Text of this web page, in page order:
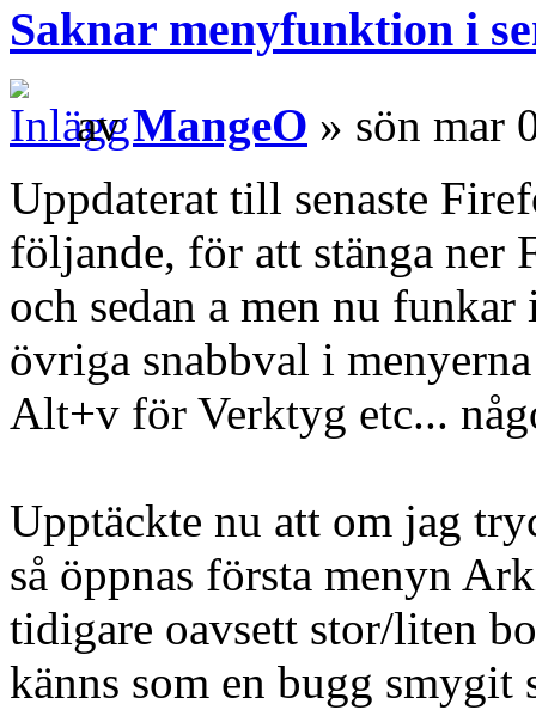
Saknar menyfunktion i
avMangeO » sön mar
Uppdaterat till senaste
följande, för att stänga
och sedan a men nu funkar
övriga snabbval i
Alt+v för Verktyg etc...
Upptäckte nu att om jag
så öppnas första menyn
tidigare oavsett stor/liten
känns som en bugg smygit